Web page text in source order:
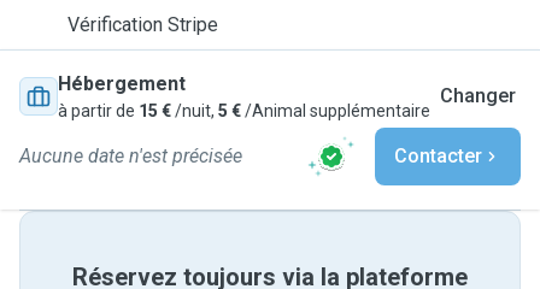
Vérification Stripe
Hébergement
à partir de 15 €/nuit, 5 €/Animal supplémentaire
Changer
Aucune date n'est précisée Contacter
Réservez toujours via la plateforme